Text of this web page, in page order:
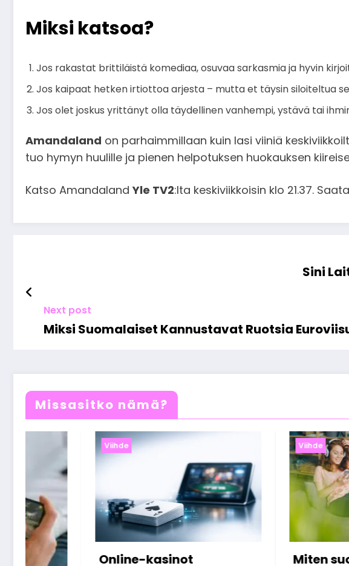
Miksi katsoa?
Jos rakastat brittiläistä komediaa, osuvaa sarkasmia ja hyvin
Jos kaipaat hetken irtiottoa arjesta – mutta et täysin siloiteltua
Jos olet joskus yrittänyt olla täydellinen vanhempi, ystävä tai
Amandaland on parhaimmillaan kuin lasi viiniä
tuo hymyn huulille ja pienen helpotuksen huokauksen
Katso AmandalandYle TV2:lta keskiviikkoisin klo 21.37.
Sini
Next post
Miksi Suomalaiset Kannustavat Ruotsia
Missasitko nämä?
Viihde
Miten suomalaiset
Viihde
5 asiaa,